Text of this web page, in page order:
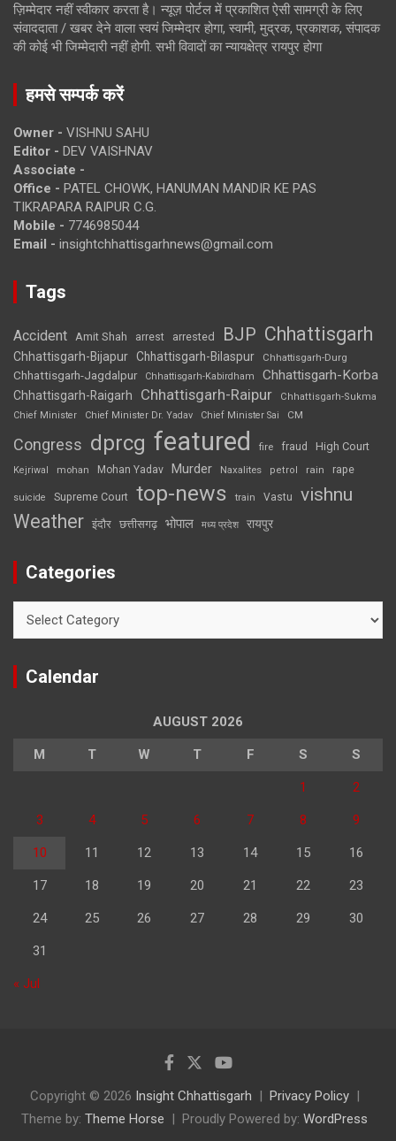
ज़िम्मेदार नहीं स्वीकार करता है। न्यूज़ पोर्टल में प्रकाशित ऐसी सामग्री के लिए
संवाददाता / खबर देने वाला स्वयं जिम्मेदार होगा, स्वामी, मुद्रक, प्रकाशक, संपादक
की कोई भी जिम्मेदारी नहीं होगी. सभी विवादों का न्यायक्षेत्र रायपुर होगा
हमसे सम्पर्क करें
Owner - VISHNU SAHU
Editor - DEV VAISHNAV
Associate -
Office - PATEL CHOWK, HANUMAN MANDIR KE PAS
TIKRAPARA RAIPUR C.G.
Mobile - 7746985044
Email - insightchhattisgarhnews@gmail.com
Tags
Accident Amit Shah arrest arrested BJP Chhattisgarh
Chhattisgarh-Bijapur Chhattisgarh-Bilaspur Chhattisgarh-Durg
Chhattisgarh-Jagdalpur Chhattisgarh-Kabirdham Chhattisgarh-Korba
Chhattisgarh-Raigarh Chhattisgarh-Raipur
Chhattisgarh-Sukma
Chief Minister
Chief Minister Dr. Yadav Chief Minister Sai CM
Congress dprcg featured fire fraud High Court
Kejriwal mohan Mohan Yadav Murder Naxalites petrol rain rape
suicide Supreme Court top-news train Vastu vishnu
Weather इंदौर छत्तीसगढ़ भोपाल मध्य प्रदेश रायपुर
Categories
Calendar
AUGUST 2026
M T W T F S S
1 2
3 4 5 6 7 8 9
10 11 12 13 14 15 16
17 18 19 20 21 22 23
24 25 26 27 28 29 30
31
« Jul
Copyright © 2026 Insight Chhattisgarh
Privacy Policy
Theme by: Theme Horse Proudly Powered by: WordPress